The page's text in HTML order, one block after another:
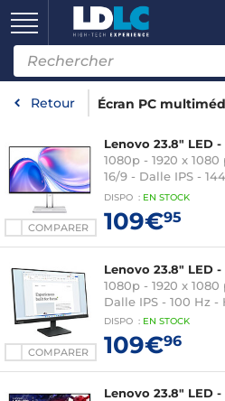
Retour Écran PC
COMPARER
Lenovo 23.8" LED -
1080p - 1920 x
16/9 - Dalle IPS -
Haut-parleurs - Gris
DISPO : EN STOCK
109€95
COMPARER
Lenovo 23.8" LED -
1080p - 1920 x
Dalle IPS - 100 Hz
DISPO : EN STOCK
109€96
Lenovo 23.8" LED